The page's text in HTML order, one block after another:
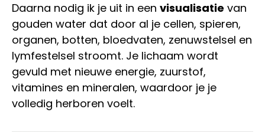
Daarna nodig ik je uit in een visualisatie van
gouden water dat door al je cellen, spieren,
organen, botten, bloedvaten, zenuwstelsel en
lymfestelsel stroomt. Je lichaam wordt
gevuld met nieuwe energie, zuurstof,
vitamines en mineralen, waardoor je je
volledig herboren voelt.